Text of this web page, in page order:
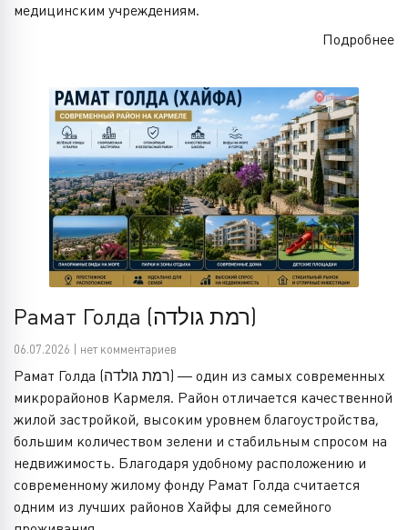
медицинским учреждениям.
Подробнее
Рамат Голда (רמת גולדה)
06.07.2026 | нет комментариев
Рамат Голда (רמת גולדה) — один из самых современных
микрорайонов Кармеля. Район отличается качественной
жилой застройкой, высоким уровнем благоустройства,
большим количеством зелени и стабильным спросом на
недвижимость. Благодаря удобному расположению и
современному жилому фонду Рамат Голда считается
одним из лучших районов Хайфы для семейного